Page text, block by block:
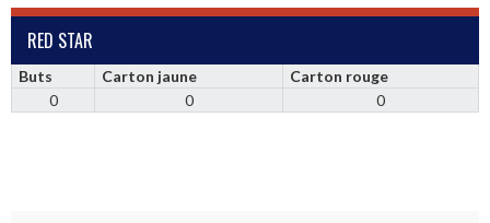
RED STAR
Buts Carton jaune
Carton rouge
0
0 0